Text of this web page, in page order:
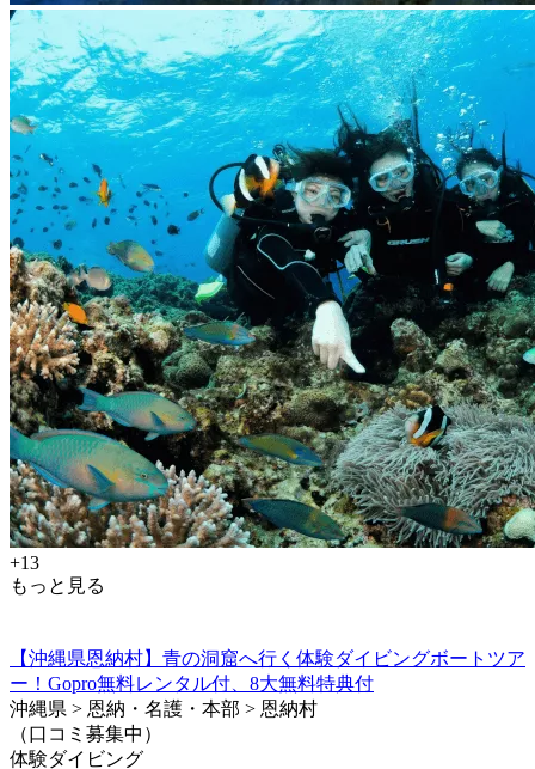
+13
もっと見る
【沖縄県恩納村】青の洞窟へ行く体験ダイビングボートツア
ー！Gopro無料レンタル付、8大無料特典付
沖縄県 > 恩納・名護・本部 > 恩納村
（口コミ募集中）
体験ダイビング